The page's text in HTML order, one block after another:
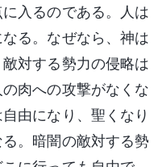
入るのである。人は
る。なぜなら、神は
対する勢力の侵略は
肉への攻撃がなくな
由になり、聖くなり
。暗闇の敵対する勢